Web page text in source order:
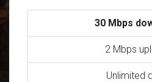
30 Mbps
2 Mbps
Unlimited